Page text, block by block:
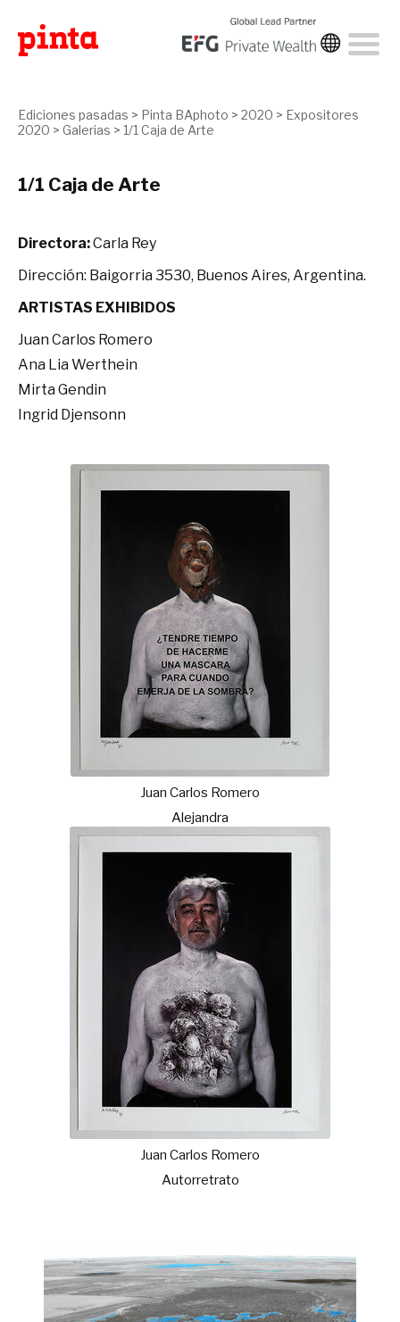
Ediciones pasadas > Pinta BAphoto > 2020 > Expositores
2020 > Galerias > 1/1 Caja de Arte
1/1 Caja de Arte
Directora:Carla Rey
Dirección: Baigorria 3530, Buenos Aires, Argentina.
ARTISTAS EXHIBIDOS
Juan Carlos Romero
Ana Lia Werthein
Mirta Gendin
Ingrid Djensonn
Juan Carlos Romero
Alejandra
Juan Carlos Romero
Autorretrato